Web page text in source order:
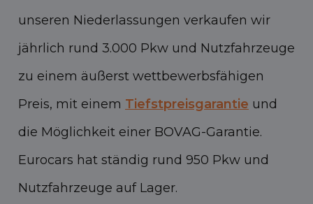
unseren Niederlassungen verkaufen wir
jährlich rund 3.000 Pkw und Nutzfahrzeuge
zu einem äußerst wettbewerbsfähigen
Preis, mit einem Tiefstpreisgarantie und
die Möglichkeit einer BOVAG-Garantie.
Eurocars hat ständig rund 950 Pkw und
Nutzfahrzeuge auf Lager.